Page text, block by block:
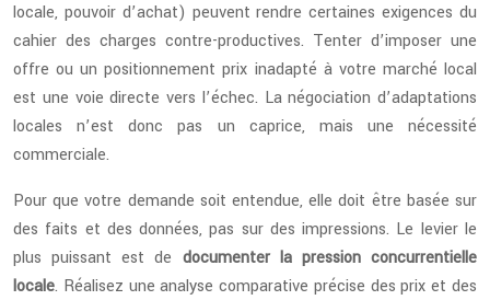
locale, pouvoir d’achat) peuvent rendre certaines exigences du
cahier des charges contre-productives. Tenter d’imposer une
offre ou un positionnement prix inadapté à votre marché local
est une voie directe vers l’échec. La négociation d’adaptations
locales n’est donc pas un caprice, mais une nécessité
commerciale.
Pour que votre demande soit entendue, elle doit être basée sur
des faits et des données, pas sur des impressions. Le levier le
plus puissant est de documenter la pression concurrentielle
locale. Réalisez une analyse comparative précise des prix et des